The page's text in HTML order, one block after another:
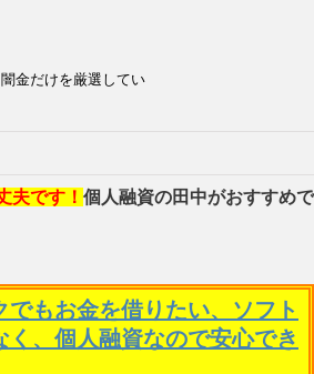
金だけを厳選してい
夫です！ 個人融資の田中がおすすめで
もお金を借りたい、ソフト
、個人融資なので安心でき